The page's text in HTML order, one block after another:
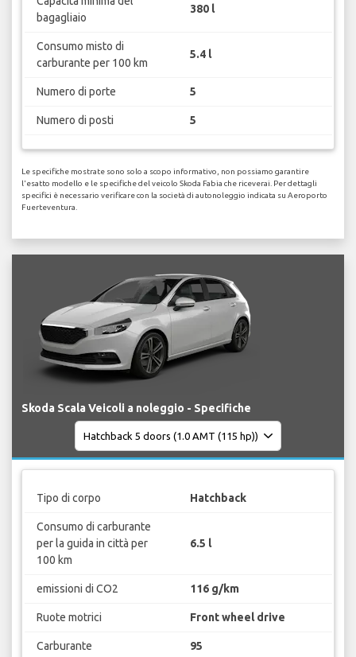
bagagliaio
380 l
Consumo misto di
carburante per 100 km
5.4 l
Numero di porte 5
Numero di posti 5
Le specifiche mostrate sono solo a scopo informativo, non possiamo garantire
l'esatto modello e le specifiche del veicolo Skoda Fabia che riceverai. Per dettagli
specifici è necessario verificare con la società di autonoleggio indicata su Aeroporto
Fuerteventura.
Skoda Scala Veicoli a noleggio - Specifiche
Tipo di corpo Hatchback
Consumo di carburante
per la guida in città per
100 km
6.5 l
emissioni di CO2 116 g/km
Ruote motrici Front wheel drive
Carburante 95